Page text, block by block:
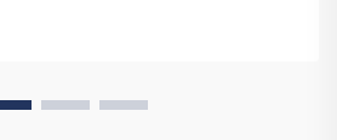
która realizuje masowe zamówienia
świadomości marki. Wiesz,